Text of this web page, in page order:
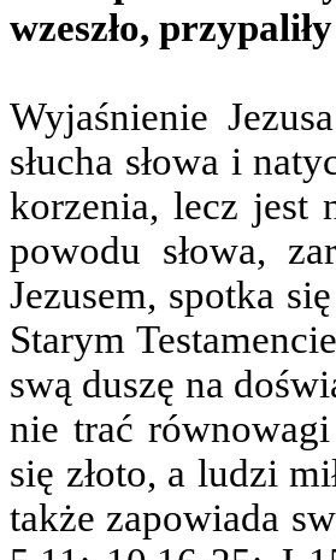
wzeszło,
Wyjaśnienie
słucha słowa i
korzenia, lecz jest
powodu słowa,
Jezusem, spotka
Starym
swą duszę na
nie trać
się złoto, a ludzi
także zapowiada